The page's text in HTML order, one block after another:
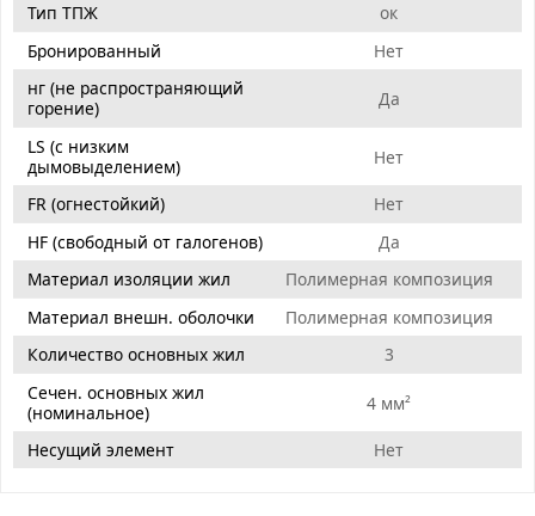
Тип ТПЖ
ок
Бронированный
Нет
нг (не распространяющий
горение)
Да
LS (с низким
дымовыделением)
Нет
FR (огнестойкий)
Нет
HF (свободный от галогенов)
Да
Материал изоляции жил
Полимерная композиция
Материал внешн. оболочки
Полимерная композиция
Количество основных жил
3
Сечен. основных жил
(номинальное)
4 мм²
Несущий элемент Нет